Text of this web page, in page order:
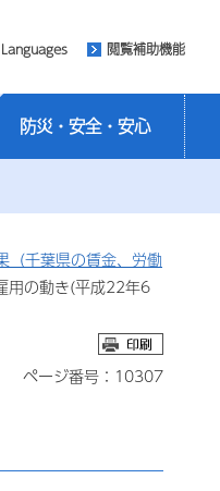
閲覧補助機能
防災・安全・安心
（千葉県の賃金、労働
用の動き(平成22年6
ページ番号：10307